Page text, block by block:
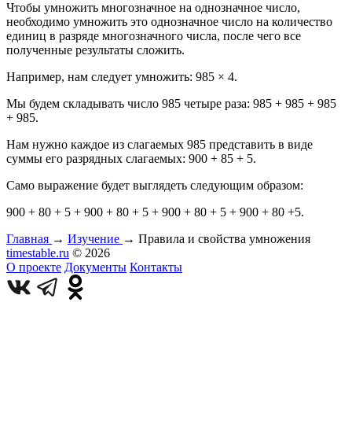
Чтобы умножить многозначное на однозначное число,
необходимо умножить это однозначное число на количество
единиц в разряде многозначного числа, после чего все
полученные результаты сложить.
Например, нам следует умножить: 985 × 4.
Мы будем складывать число 985 четыре раза: 985 + 985 + 985
+ 985.
Нам нужно каждое из слагаемых 985 представить в виде
суммы его разрядных слагаемых: 900 + 85 + 5.
Само выражение будет выглядеть следующим образом:
900 + 80 + 5 + 900 + 80 + 5 + 900 + 80 + 5 + 900 + 80 +5.
Главная → Изучение → Правила и свойства умножения
timestable.ru © 2026
О проекте Документы Контакты